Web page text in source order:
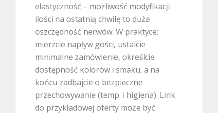
elastyczność – możliwość modyfikacji
ilości na ostatnią chwilę to duża
oszczędność nerwów. W praktyce:
mierzcie napływ gości, ustalcie
minimalne zamówienie, określcie
dostępność kolorów i smaku, a na
końcu zadbajcie o bezpieczne
przechowywanie (temp. i higiena). Link
do przykładowej oferty może być